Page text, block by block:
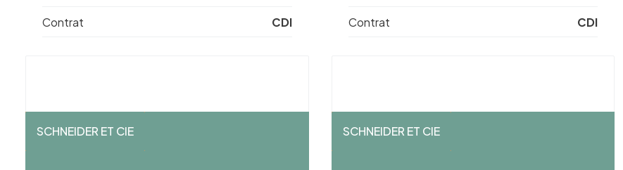
Contrat CDI Contrat CDI
SCHNEIDER ET CIE SCHNEIDER ET CIE